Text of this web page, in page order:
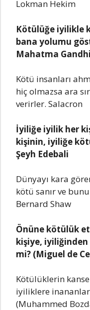
Lokman Hekim
Kötülüğe iyilikle
bana yolumu
Mahatma Gandhi
Kötü insanları
hiç olmazsa ara
verirler. Salacron
İyiliğe iyilik her
kişinin, iyiliğe
Şeyh Edebali
Dünyayı kara
kötü sanır ve
Bernard Shaw
Önüne kötülük
kişiye,
mi? (Miguel de
Kötülüklerin
iyiliklere
(Muhammed